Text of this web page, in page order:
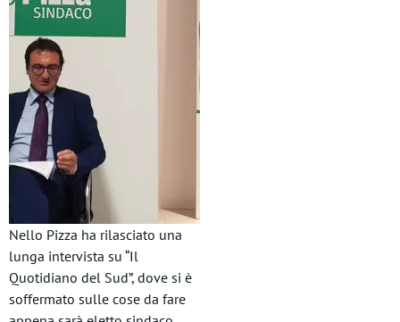
Nello Pizza ha rilasciato una
lunga intervista su “Il
Quotidiano del Sud”, dove si è
soffermato sulle cose da fare